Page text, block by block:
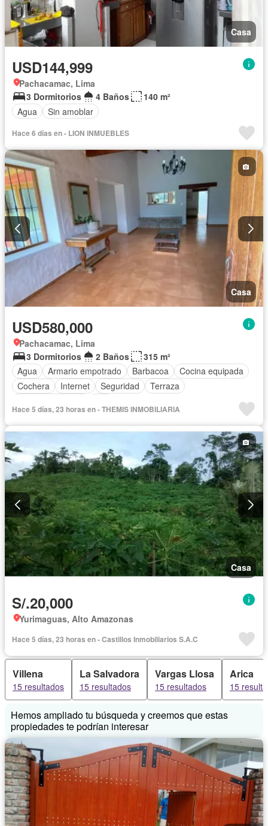
Casa
USD144,999
Pachacamac, Lima
3 Dormitorios
4 Baños
140 m²
Agua
Sin amoblar
Hace 6 días en - LION INMUEBLES
Casa
USD580,000
Pachacamac, Lima
3 Dormitorios
2 Baños
315 m²
Agua
Armario empotrado Barbacoa
Cocina equipada
Cochera
Internet Seguridad
Terraza
Hace 5 días, 23 horas en - THEMIS INMOBILIARIA
Casa
S/.20,000
Yurimaguas, Alto Amazonas
Hace 5 días, 23 horas en - Castillos Inmobiliarios S.A.C
Villena
15 resultados
La Salvadora
15 resultados
Vargas Llosa
15 resultados
Arica
15
Hemos ampliado tu búsqueda y creemos que estas
propiedades te podrían interesar